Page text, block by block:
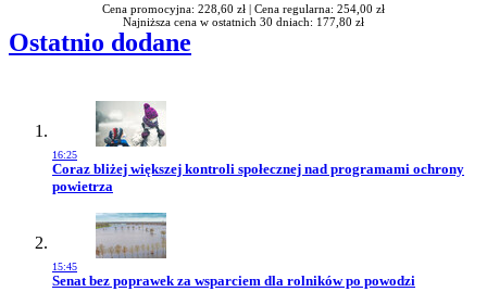
Cena promocyjna: 228,60 zł | Cena regularna: 254,00 zł
Najniższa cena w ostatnich 30 dniach: 177,80 zł
Ostatnio dodane
16:25
Przejdź do artykułu:
Coraz bliżej większej kontroli społecznej nad programami ochrony
powietrza
15:45
Przejdź do artykułu:
Senat bez poprawek za wsparciem dla rolników po powodzi